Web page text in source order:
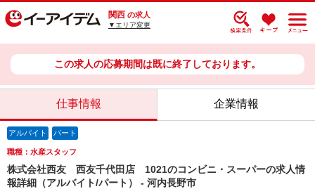
関西 の求人
▼エリア変更
この求人の応募期間は既に終了しております。
仕事情報 企業情報
アルバイト パート
職種：水産スタッフ
株式会社西友 西友千代田店 1021のコンビニ・スーパーの求人情
報詳細（アルバイト/パート） - 河内長野市